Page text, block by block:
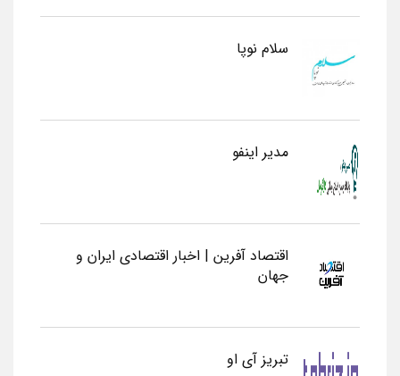
سلام نوپا
مدیر اینفو
اقتصاد آفرین | اخبار اقتصادی ایران و
جهان
تبریز آی او